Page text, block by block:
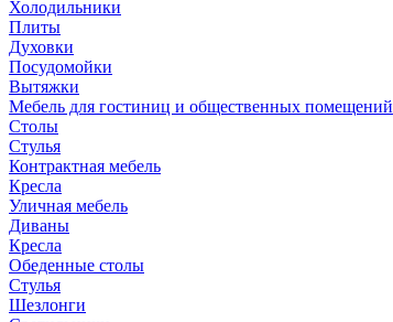
Холодильники
Плиты
Духовки
Посудомойки
Вытяжки
Мебель для гостиниц и общественных помещений
Столы
Стулья
Контрактная мебель
Кресла
Уличная мебель
Диваны
Кресла
Обеденные столы
Стулья
Шезлонги